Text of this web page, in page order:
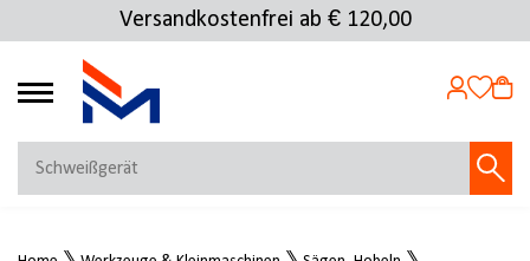
Versandkostenfrei ab € 120,00
Kostenlose Rücksendung
4.69
MEIN KONTO